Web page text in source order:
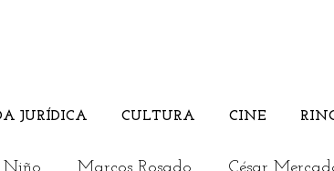
JURÍDICA CULTURA CINE
Niño Marcos Rosado César